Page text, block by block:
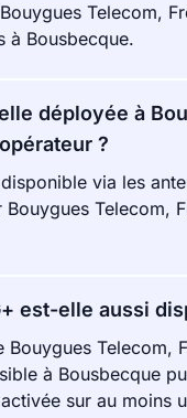
Telecom,
à Bousbecque.
déployée à
?
via les
Telecom,
est-elle aussi
Bouygues Telecom,
à Bousbecque
sur au moins